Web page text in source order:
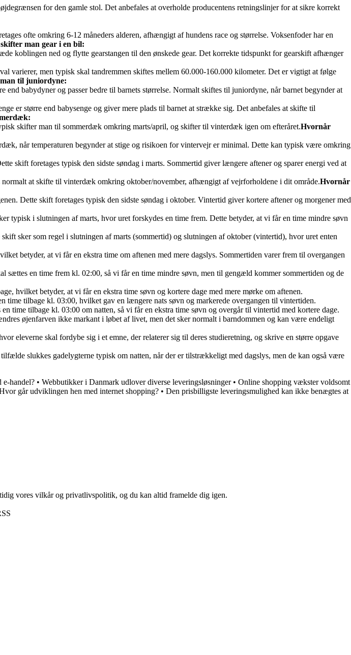
for den gamle stol. Det anbefales at overholde producentens retningslinjer for at sikre korrekt
ofte omkring 6-12 måneders alderen, afhængigt af hundens race og størrelse. Voksenfoder har en
man gear i en bil:
koblingen ned og flytte gearstangen til den ønskede gear. Det korrekte tidspunkt for gearskift afhænger
varierer, men typisk skal tandremmen skiftes mellem 60.000-160.000 kilometer. Det er vigtigt at følge
til juniordyne:
babydyner og passer bedre til barnets størrelse. Normalt skiftes til juniordyne, når barnet begynder at
er større end babysenge og giver mere plads til barnet at strække sig. Det anbefales at skifte til
skifter man til sommerdæk omkring marts/april, og skifter til vinterdæk igen om efteråret.Hvornår
når temperaturen begynder at stige og risikoen for vintervejr er minimal. Dette kan typisk være omkring
skift foretages typisk den sidste søndag i marts. Sommertid giver længere aftener og sparer energi ved at
at skifte til vinterdæk omkring oktober/november, afhængigt af vejrforholdene i dit område.Hvornår
Dette skift foretages typisk den sidste søndag i oktober. Vintertid giver kortere aftener og morgener med
typisk i slutningen af marts, hvor uret forskydes en time frem. Dette betyder, at vi får en time mindre søvn
sker som regel i slutningen af marts (sommertid) og slutningen af oktober (vintertid), hvor uret enten
betyder, at vi får en ekstra time om aftenen med mere dagslys. Sommertiden varer frem til overgangen
sættes en time frem kl. 02:00, så vi får en time mindre søvn, men til gengæld kommer sommertiden og de
hvilket betyder, at vi får en ekstra time søvn og kortere dage med mere mørke om aftenen.
tilbage kl. 03:00, hvilket gav en længere nats søvn og markerede overgangen til vintertiden.
time tilbage kl. 03:00 om natten, så vi får en ekstra time søvn og overgår til vintertid med kortere dage.
øjenfarven ikke markant i løbet af livet, men det sker normalt i barndommen og kan være endeligt
eleverne skal fordybe sig i et emne, der relaterer sig til deres studieretning, og skrive en større opgave
slukkes gadelygterne typisk om natten, når der er tilstrækkeligt med dagslys, men de kan også være
e-handel? • Webbutikker i Danmark udlover diverse leveringsløsninger• Online shopping vækster voldsomt
går udviklingen hen med internet shopping? • Den prisbilligste leveringsmulighed kan ikke benægtes at
vores vilkår og privatlivspolitik, og du kan altid framelde dig igen.